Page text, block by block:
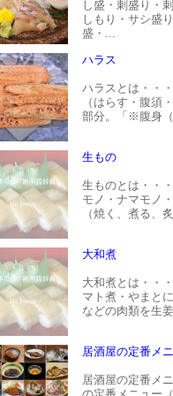
し盛・刺盛り・
しもり・サシ盛
盛・...
ハラス
ハラスとは・・
（はらす・腹須
部分。「※腹身（
生もの
生ものとは・・
モノ・ナマモノ
（焼く、煮る、
大和煮
大和煮とは・・
マト煮・やまと
などの肉類を生
居酒屋の定番メ
居酒屋の定番メ
の定番メニュー